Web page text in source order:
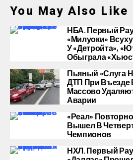
You May Also Like
НБА. Первый
«Милуоки»
У «Детройта»,
Обыграла
Пьяный «слуга
ДТП При Въезде
Массово
Аварии
«Реал»
Вышел В
Чемпионов
НХЛ. Первый